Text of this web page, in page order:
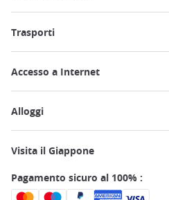
Trasporti
Accesso a Internet
Alloggi
Visita il Giappone
Pagamento sicuro al 100% :